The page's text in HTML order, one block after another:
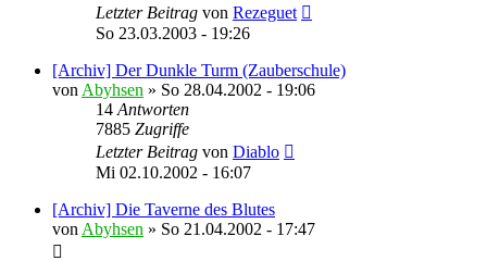
Letzter Beitrag von Rezeguet
So 23.03.2003 - 19:26
[Archiv] Der Dunkle Turm (Zauberschule)
von Abyhsen » So 28.04.2002 - 19:06
14 Antworten
7885 Zugriffe
Letzter Beitrag von Diablo
Mi 02.10.2002 - 16:07
[Archiv] Die Taverne des Blutes
von Abyhsen » So 21.04.2002 - 17:47